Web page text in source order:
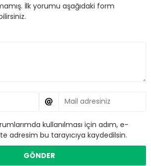
İlk yorumu aşağıdaki form
kullanılması için adım, e-
adresim bu tarayıcıya kaydedilsin.